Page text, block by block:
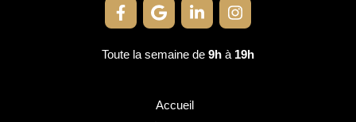
Toute la semaine de 9h à 19h
Accueil